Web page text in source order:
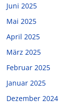
Juni 2025
Mai 2025
April 2025
März 2025
Februar 2025
Januar 2025
Dezember 2024